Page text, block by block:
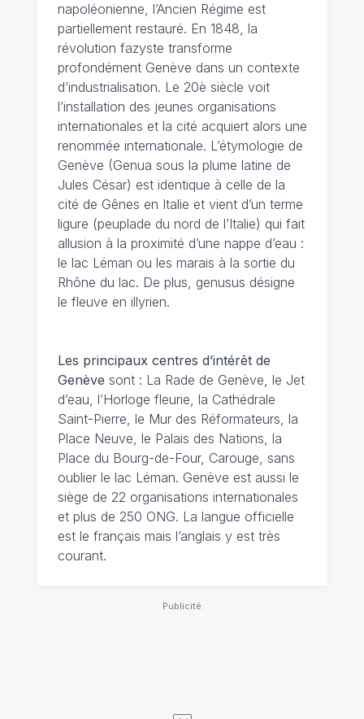
napoléonienne, l’Ancien Régime est
partiellement restauré. En 1848, la
révolution fazyste transforme
profondément Genève dans un contexte
d’industrialisation. Le 20è siècle voit
l’installation des jeunes organisations
internationales et la cité acquiert alors une
renommée internationale. L’étymologie de
Genève (Genua sous la plume latine de
Jules César) est identique à celle de la
cité de Gênes en Italie et vient d’un terme
ligure (peuplade du nord de l’Italie) qui fait
allusion à la proximité d’une nappe d’eau :
le lac Léman ou les marais à la sortie du
Rhône du lac. De plus, genusus désigne
le fleuve en illyrien.
Les principaux centres d’intérêt de
Genève sont : La Rade de Genève, le Jet
d’eau, l’Horloge fleurie, la Cathédrale
Saint-Pierre, le Mur des Réformateurs, la
Place Neuve, le Palais des Nations, la
Place du Bourg-de-Four, Carouge, sans
oublier le lac Léman. Genève est aussi le
siège de 22 organisations internationales
et plus de 250 ONG. La langue officielle
est le français mais l’anglais y est très
courant.